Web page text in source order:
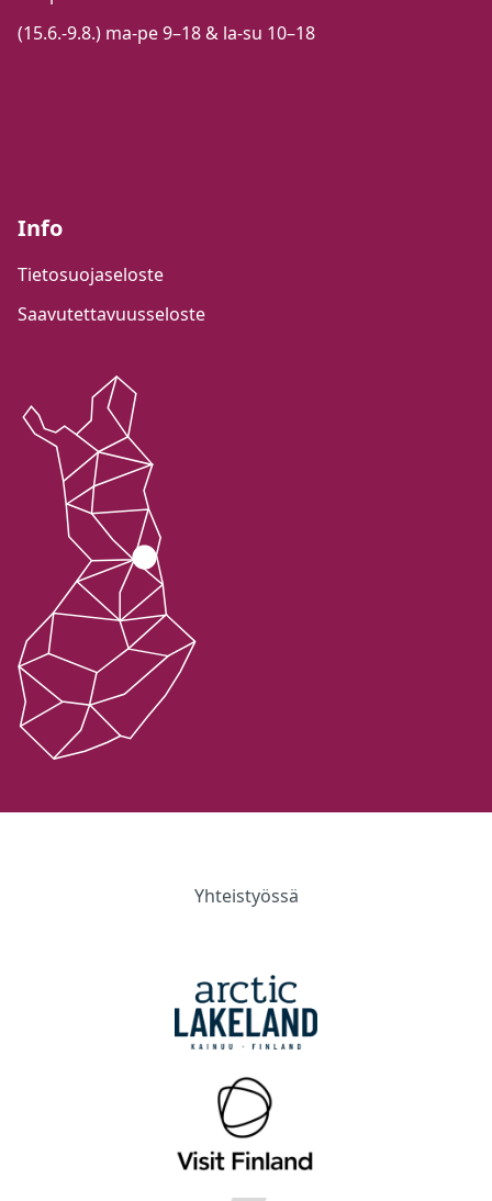
(15.6.-9.8.) ma-pe 9–18 & la-su 10–18
Info
Tietosuojaseloste
Saavutettavuusseloste
Yhteistyössä